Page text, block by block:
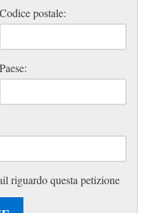
Codice postale:
Paese:
riguardo questa petizione